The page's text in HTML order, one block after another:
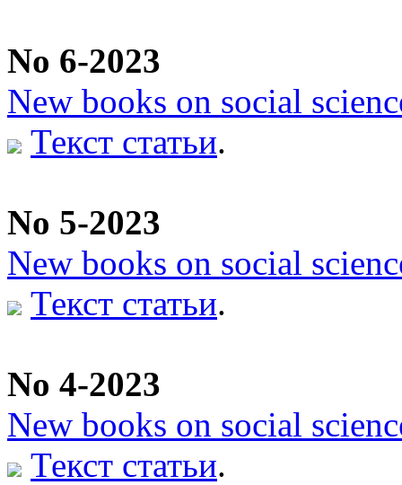
No 6-2023
New books on social
Текст статьи.
No 5-2023
New books on social
Текст статьи.
No 4-2023
New books on social
Текст статьи.